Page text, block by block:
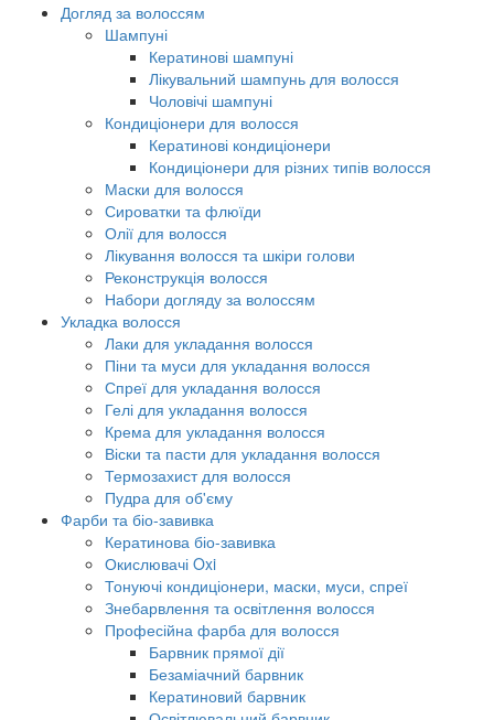
Догляд за волоссям
Шампуні
Кератинові шампуні
Лікувальний шампунь для волосся
Чоловічі шампуні
Кондиціонери для волосся
Кератинові кондиціонери
Кондиціонери для різних типів волосся
Маски для волосся
Сироватки та флюїди
Олії для волосся
Лікування волосся та шкіри голови
Реконструкція волосся
Набори догляду за волоссям
Укладка волосся
Лаки для укладання волосся
Піни та муси для укладання волосся
Спреї для укладання волосся
Гелі для укладання волосся
Крема для укладання волосся
Віски та пасти для укладання волосся
Термозахист для волосся
Пудра для об'єму
Фарби та біо-завивка
Кератинова біо-завивка
Окислювачі Oxi
Тонуючі кондиціонери, маски, муси, спреї
Знебарвлення та освітлення волосся
Професійна фарба для волосся
Барвник прямої дії
Безаміачний барвник
Кератиновий барвник